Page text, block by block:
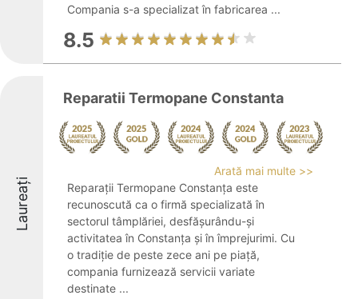
Compania s-a specializat în fabricarea ...
8.5
Laureați
Reparatii Termopane Constanta
Arată mai multe >>
Reparații Termopane Constanța este
recunoscută ca o firmă specializată în
sectorul tâmplăriei, desfășurându-și
activitatea în Constanța și în împrejurimi. Cu
o tradiție de peste zece ani pe piață,
compania furnizează servicii variate
destinate ...